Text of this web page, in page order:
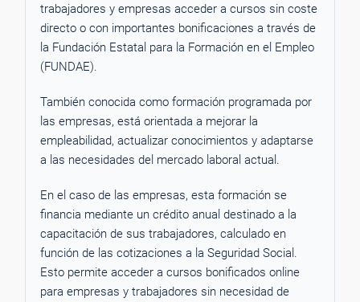
trabajadores y empresas acceder a cursos sin coste
directo o con importantes bonificaciones a través de
la Fundación Estatal para la Formación en el Empleo
(FUNDAE).
También conocida como formación programada por
las empresas, está orientada a mejorar la
empleabilidad, actualizar conocimientos y adaptarse
a las necesidades del mercado laboral actual.
En el caso de las empresas, esta formación se
financia mediante un crédito anual destinado a la
capacitación de sus trabajadores, calculado en
función de las cotizaciones a la Seguridad Social.
Esto permite acceder a cursos bonificados online
para empresas y trabajadores sin necesidad de